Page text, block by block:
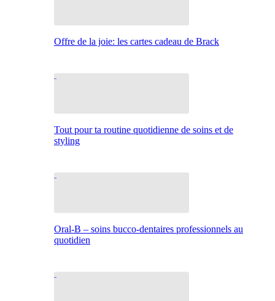
Offre de la joie: les cartes cadeau de Brack
Tout pour ta routine quotidienne de soins et de
styling
Oral-B – soins bucco-dentaires professionnels au
quotidien